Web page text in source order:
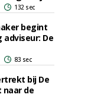
132 sec
begint
De
83 sec
bij De
naar de